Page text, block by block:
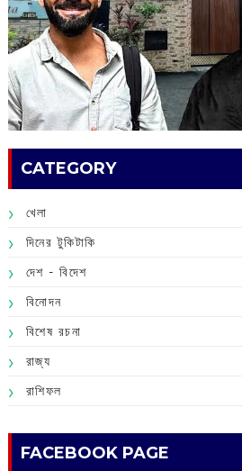
CATEGORY
খেলা
দিনের টুকিটাকি
দেশ - বিদেশ
বিনোদন
বিশেষ রচনা
রাজ্য
রাশিফল
FACEBOOK PAGE